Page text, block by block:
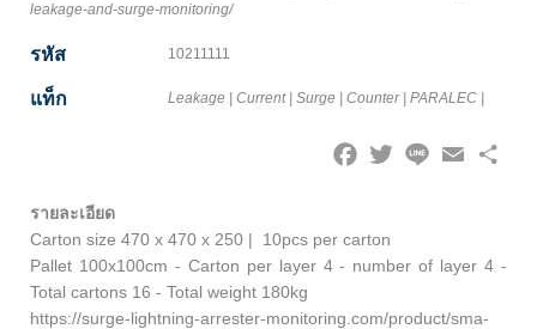
leakage-and-surge-monitoring/
รหัส 10211111
แท็ก Leakage| Current| Surge| Counter| PARALEC|
รายละเอียด
Carton size 470 x 470 x 250 | 10pcs per carton
Pallet 100x100cm - Carton per layer 4 - number of layer 4 -
Total cartons 16 - Total weight 180kg
https://surge-lightning-arrester-monitoring.com/product/sma-